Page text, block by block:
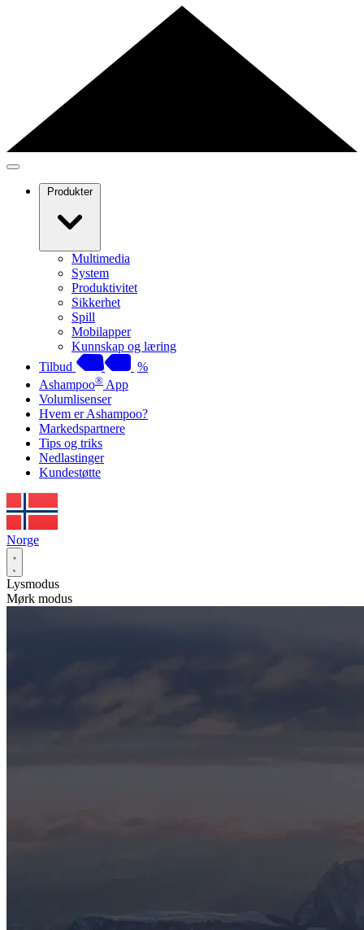
Produkter
Multimedia
System
Produktivitet
Sikkerhet
Spill
Mobilapper
Kunnskap og læring
Tilbud
%
Ashampoo® App
Volumlisenser
Hvem er Ashampoo?
Markedspartnere
Tips og triks
Nedlastinger
Kundestøtte
Norge
Lysmodus
Mørk modus